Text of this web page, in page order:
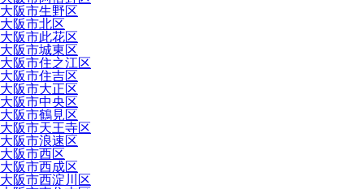
大阪市生野区
大阪市北区
大阪市此花区
大阪市城東区
大阪市住之江区
大阪市住吉区
大阪市大正区
大阪市中央区
大阪市鶴見区
大阪市天王寺区
大阪市浪速区
大阪市西区
大阪市西成区
大阪市西淀川区